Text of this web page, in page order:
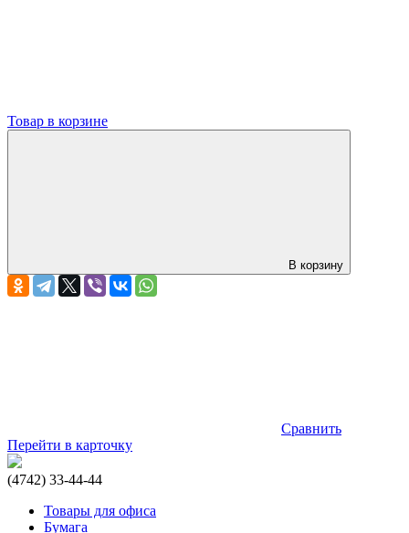
Товар в корзине
В корзину
Сравнить
Перейти в карточку
(4742) 33-44-44
Товары для офиса
Бумага